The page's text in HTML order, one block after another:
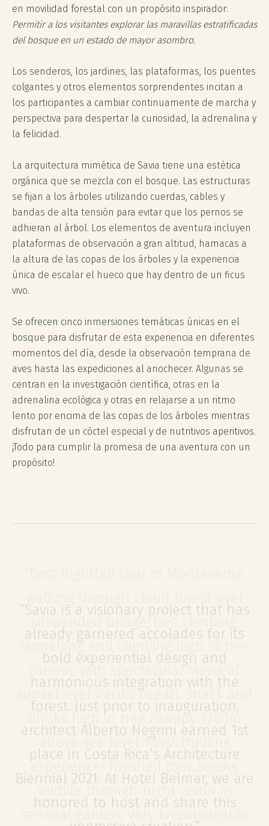
en movilidad forestal con un propósito inspirador:
Permitir a los visitantes explorar las maravillas estratificadas
del bosque en un estado de mayor asombro.
Los senderos, los jardines, las plataformas, los puentes
colgantes y otros elementos sorprendentes incitan a
los participantes a cambiar continuamente de marcha y
perspectiva para despertar la curiosidad, la adrenalina y
la felicidad.
La arquitectura mimética de Savia tiene una estética
orgánica que se mezcla con el bosque. Las estructuras
se fijan a los árboles utilizando cuerdas, cables y
bandas de alta tensión para evitar que los pernos se
adhieran al árbol. Los elementos de aventura incluyen
plataformas de observación a gran altitud, hamacas a
la altura de las copas de los árboles y la experiencia
única de escalar el hueco que hay dentro de un ficus
vivo.
Se ofrecen cinco inmersiones temáticas únicas en el
bosque para disfrutar de esta experiencia en diferentes
momentos del día, desde la observación temprana de
aves hasta las expediciones al anochecer. Algunas se
centran en la investigación científica, otras en la
adrenalina ecológica y otras en relajarse a un ritmo
lento por encima de las copas de los árboles mientras
disfrutan de un cóctel especial y de nutritivos aperitivos.
¡Todo para cumplir la promesa de una aventura con un
propósito!
- JC A
suspended bridge, tree climbing,
rappelling and climbing high in tree
canopy with spectacular views of
sunset over Pacific ocean. Snack and
drinks high in tree canopy 1700m
above see level. Most thrilling
experience! Finished tour seeing
wildlife through night vision in
- JC A